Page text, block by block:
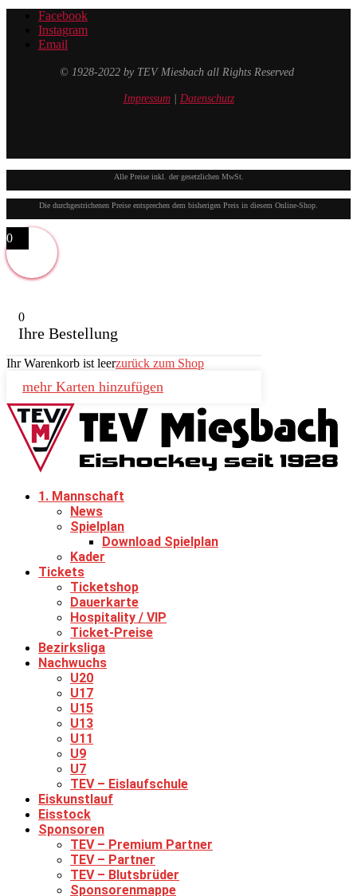
Facebook
Instagram
Email
© 1928-2022 by TEV Miesbach all Rights Reserved
Impressum| Datenschutz
Alle Preise inkl. der gesetzlichen MwSt.
Die durchgestrichenen Preise entsprechen dem bisherigen Preis in diesem Online-Shop.
0
0
Ihre Bestellung
Ihr Warenkorb ist leerzurück zum Shop
mehr Karten hinzufügen
1. Mannschaft
News
Spielplan
Download Spielplan
Kader
Tickets
Ticketshop
Dauerkarte
Hospitality / VIP
Ticket-Preise
Bezirksliga
Nachwuchs
U20
U17
U15
U13
U11
U9
U7
TEV – Eislaufschule
Eiskunstlauf
Eisstock
Sponsoren
TEV – Premium Partner
TEV – Partner
TEV – Blutsbrüder
Sponsorenmappe